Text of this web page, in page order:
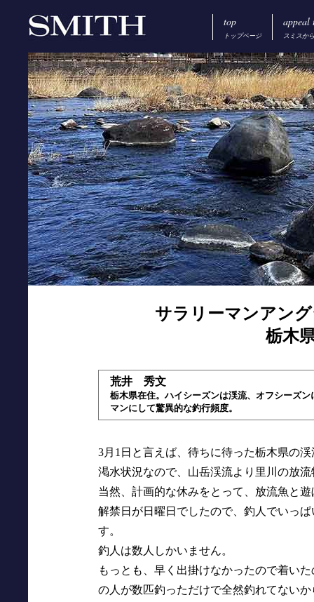
top
トップページ
appeal
スミスか
サラリーマンアン
栃木
荒井 秀文
栃木県在住。ハイシーズンは渓流、オフシーズ
マンにして驚異的な釣行頻度。
3月1日と言えば、待ちに待った栃木県の
渇水状況なので、山岳渓流より里川の放
当然、計画的な休みをとって、放流魚と
解禁日が日曜日でしたので、釣人でいっ
す。
釣人は数人しかいません。
もっとも、早く出掛けなかったので着い
の人が数匹釣っただけで全然釣れてない